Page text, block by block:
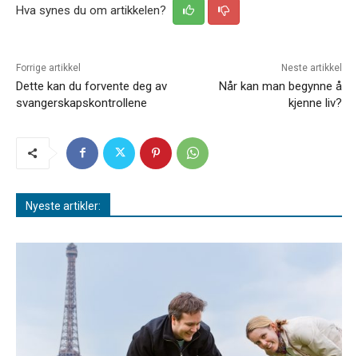
Hva synes du om artikkelen?
Forrige artikkel
Dette kan du forvente deg av
svangerskapskontrollene
Neste artikkel
Når kan man begynne å
kjenne liv?
Nyeste artikler: